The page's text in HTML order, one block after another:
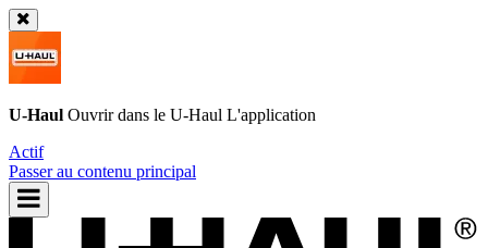
U-Haul Ouvrir dans le U-Haul L'application
Actif
Passer au contenu principal